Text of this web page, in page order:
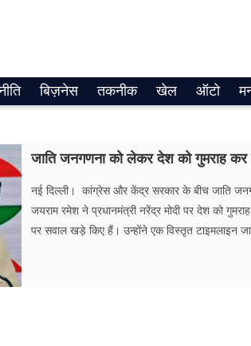
बिज़नेस तकनीक खेल ऑटो
जाति जनगणना को लेकर देश को गुमराह कर
नई दिल्ली। कांग्रेस और केंद्र सरकार के बीच जाति
जयराम रमेश ने प्रधानमंत्री नरेंद्र मोदी पर देश को
पर सवाल खड़े किए हैं। उन्होंने एक विस्तृत टाइमलाइन